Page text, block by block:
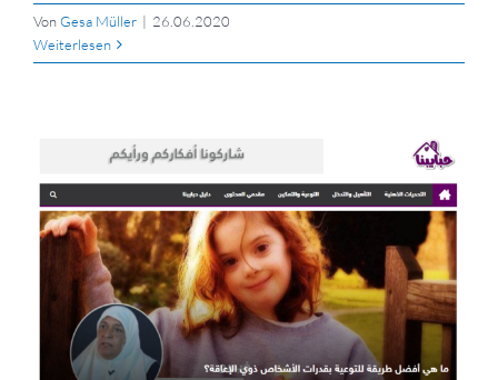
VonGesa Müller | 26.06.2020
Weiterlesen